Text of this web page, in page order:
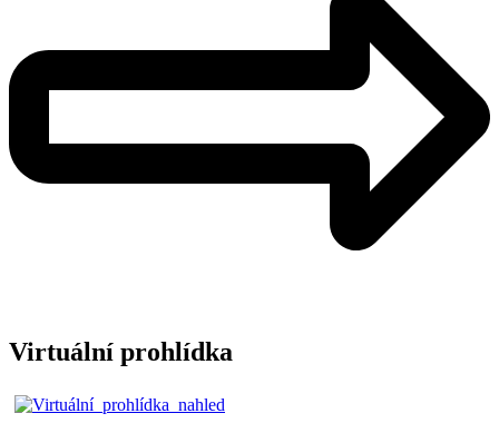
Virtuální prohlídka